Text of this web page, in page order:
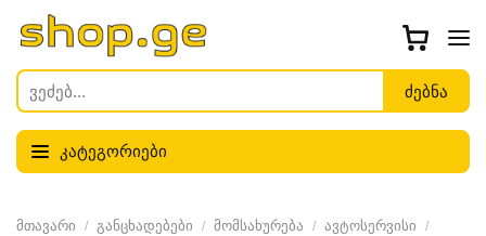
კატეგორიები
მთავარი განცხადებები მომსახურება
ავტოსერვისი